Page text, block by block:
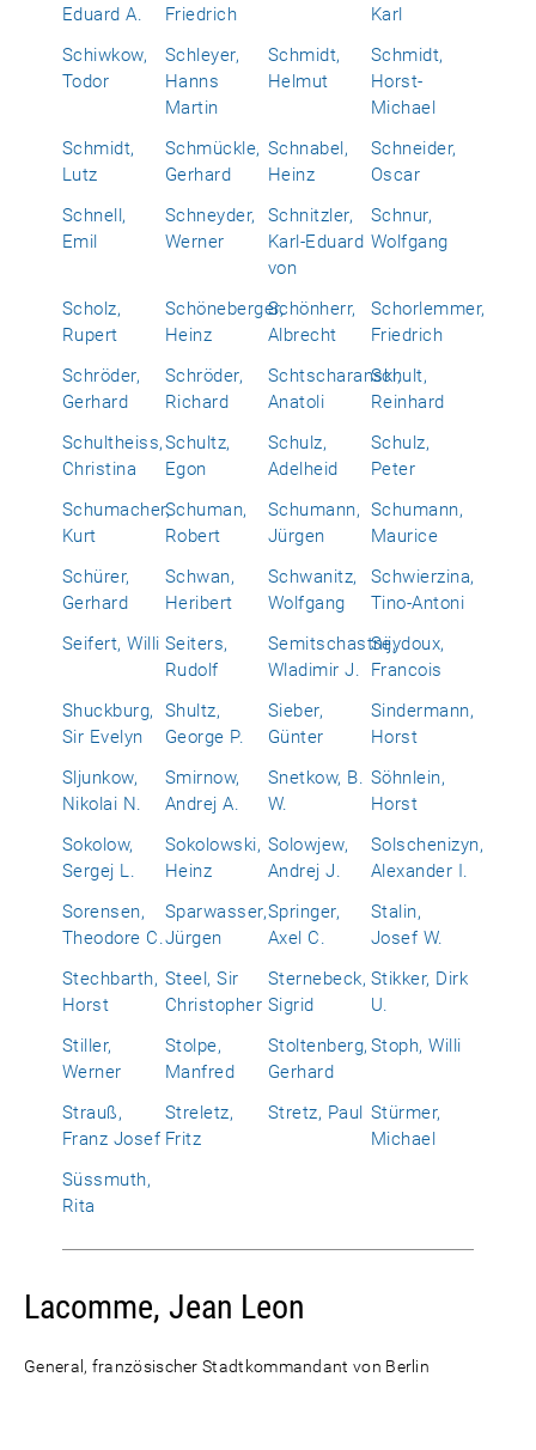
Eduard A.
Friedrich
Karl
Schiwkow,
Todor
Schleyer,
Hanns
Martin
Schmidt,
Helmut
Schmidt,
Horst-
Michael
Schmidt,
Lutz
Schmückle,
Gerhard
Schnabel,
Heinz
Schneider,
Oscar
Schnell,
Emil
Schneyder,
Werner
Schnitzler,
Karl-Eduard
von
Schnur,
Wolfgang
Scholz,
Rupert
Schöneberger,
Heinz
Schönherr,
Albrecht
Schorlemmer,
Friedrich
Schröder,
Gerhard
Schröder,
Richard
Schtscharanski,
Anatoli
Schult,
Reinhard
Schultheiss,
Christina
Schultz,
Egon
Schulz,
Adelheid
Schulz,
Peter
Schumacher,
Kurt
Schuman,
Robert
Schumann,
Jürgen
Schumann,
Maurice
Schürer,
Gerhard
Schwan,
Heribert
Schwanitz,
Wolfgang
Schwierzina,
Tino-Antoni
Seifert, Willi Seiters,
Rudolf
Semitschastnij,
Wladimir J.
Seydoux,
Francois
Shuckburg,
Sir Evelyn
Shultz,
George P.
Sieber,
Günter
Sindermann,
Horst
Sljunkow,
Nikolai N.
Smirnow,
Andrej A.
Snetkow, B.
W.
Söhnlein,
Horst
Sokolow,
Sergej L.
Sokolowski,
Heinz
Solowjew,
Andrej J.
Solschenizyn,
Alexander I.
Sorensen,
Theodore C.
Sparwasser,
Jürgen
Springer,
Axel C.
Stalin,
Josef W.
Stechbarth,
Horst
Steel, Sir
Christopher
Sternebeck,
Sigrid
Stikker, Dirk
U.
Stiller,
Werner
Stolpe,
Manfred
Stoltenberg,
Gerhard
Stoph, Willi
Strauß,
Franz Josef
Streletz,
Fritz
Stretz, Paul Stürmer,
Michael
Süssmuth,
Rita
Lacomme, Jean Leon
General, französischer Stadtkommandant von Berlin